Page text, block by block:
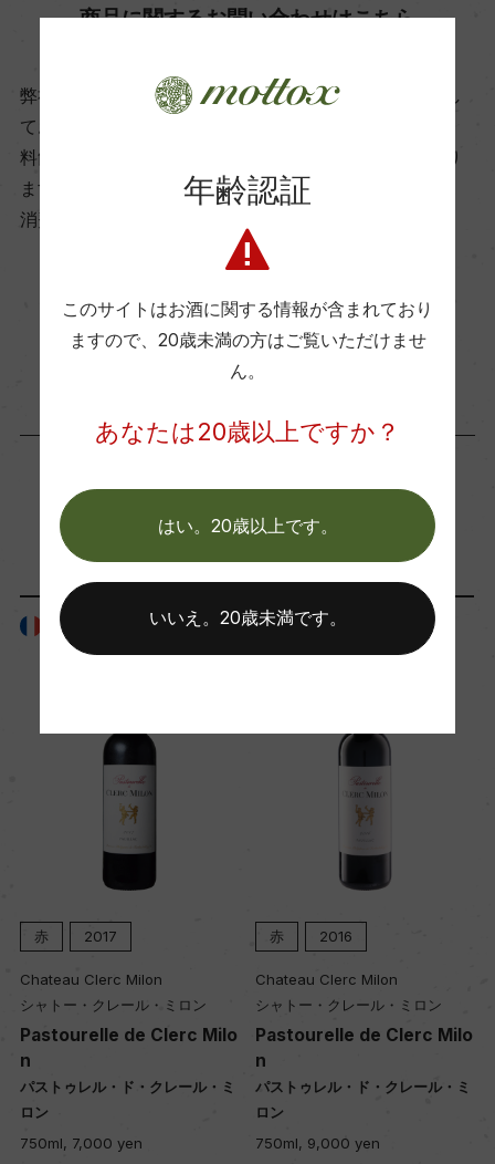
ビオ情報・認証機関
ー
有機JAS認証
コンクール入賞歴
海外ワイン専門誌評価歴
Wine Advocate 獲得点
Wine Spectator 得点
醗酵：ー
熟成：ー
年間生産量
ー
栽培面積
商品に関するお問い合わせはこちら
弊社は、酒類販売業免許をお持ちの販売店様とお取引し
ております。
料飲店様には帳合酒販店様を通して商品を提供しており
ます。
消費者様には酒販店様の紹介をしております
お取り寄せ可能店一覧はこちら
「生産者」が同じ商品
フランス
赤 2017
Chateau Clerc Milon
シャトー・クレール・ミロン
Pastourelle de Clerc Milo
n
パストゥレル・ド・クレール・ミ
ロン
750ml, 7,000 yen
フランス
赤 2016
Chateau Clerc Milon
シャトー・クレール・ミロン
Pastourelle de Clerc Milo
n
パストゥレル・ド・クレール・ミ
ロン
750ml, 9,000 yen
年齢認証
このサイトはお酒に関する情報が含まれており
ますので、 20歳未満の方はご覧いただけませ
ん。
あなたは20歳以上ですか？
はい。20歳以上です。
いいえ。20歳未満です。